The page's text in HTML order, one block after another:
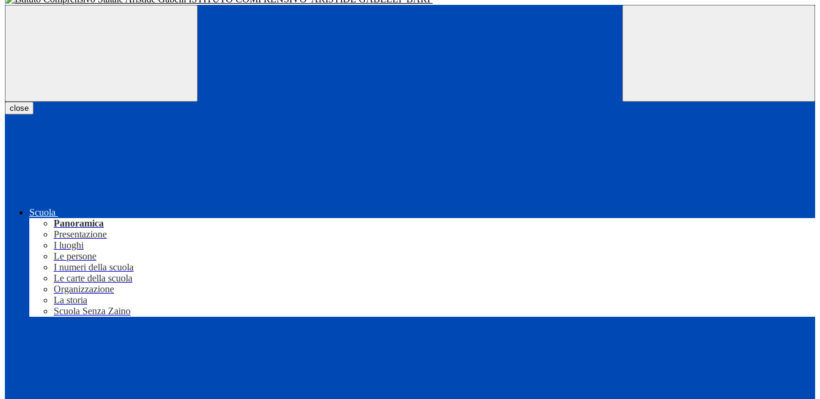
close
Scuola
Panoramica
Presentazione
I luoghi
Le persone
I numeri della scuola
Le carte della scuola
Organizzazione
La storia
Scuola Senza Zaino